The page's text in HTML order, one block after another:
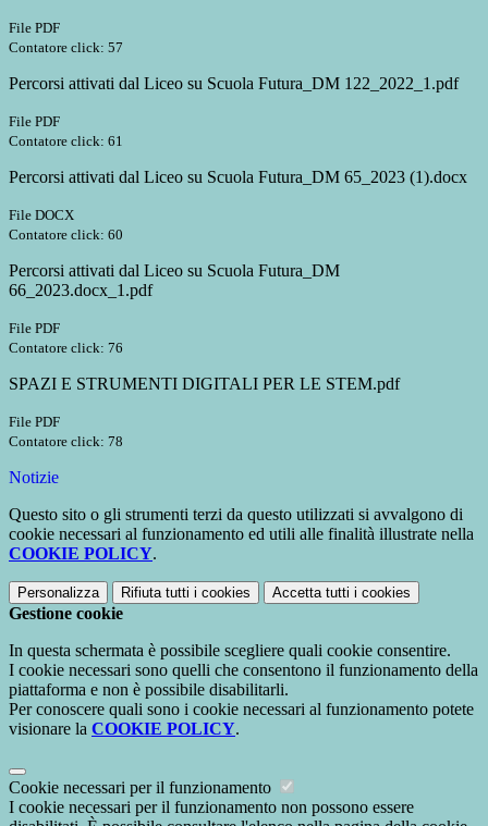
File PDF
Contatore click: 57
Percorsi attivati dal Liceo su Scuola Futura_DM 122_2022_1.pdf
File PDF
Contatore click: 61
Percorsi attivati dal Liceo su Scuola Futura_DM 65_2023 (1).docx
File DOCX
Contatore click: 60
Percorsi attivati dal Liceo su Scuola Futura_DM
66_2023.docx_1.pdf
File PDF
Contatore click: 76
SPAZI E STRUMENTI DIGITALI PER LE STEM.pdf
File PDF
Contatore click: 78
Notizie
Questo sito o gli strumenti terzi da questo utilizzati si avvalgono di
cookie necessari al funzionamento ed utili alle finalità illustrate nella
COOKIE POLICY.
Personalizza Rifiuta tutti i cookies Accetta tutti i cookies
Gestione cookie
In questa schermata è possibile scegliere quali cookie consentire.
I cookie necessari sono quelli che consentono il funzionamento della
piattaforma e non è possibile disabilitarli.
Per conoscere quali sono i cookie necessari al funzionamento potete
visionare la COOKIE POLICY.
Cookie necessari per il funzionamento
I cookie necessari per il funzionamento non possono essere